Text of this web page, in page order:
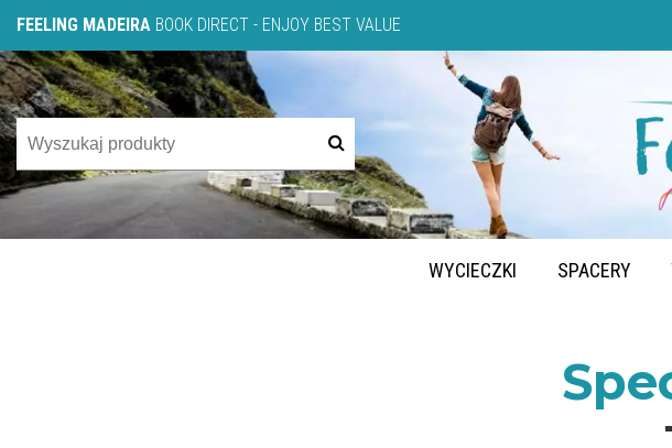
FEELING MADEIRA BOOK DIRECT - ENJOY BEST VALUE
WYCIECZKI SPACERY